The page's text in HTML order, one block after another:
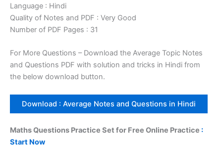
Language : Hindi
Quality of Notes and PDF : Very Good
Number of PDF Pages : 31
For More Questions – Download the Average Topic Notes
and Questions PDF with solution and tricks in Hindi from
the below download button.
Download : Average Notes and Questions in Hindi
Maths Questions Practice Set for Free Online Practice :
Start Now